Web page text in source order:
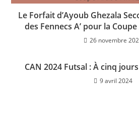
Le Forfait d’Ayoub Ghezala
des Fennecs A’ pour la
26 novembre
CAN 2024 Futsal : À cinq
9 avril 2024